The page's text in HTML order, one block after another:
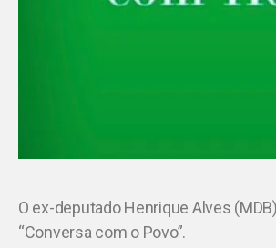
O ex-deputado Henrique Alves
“Conversa com o Povo”.